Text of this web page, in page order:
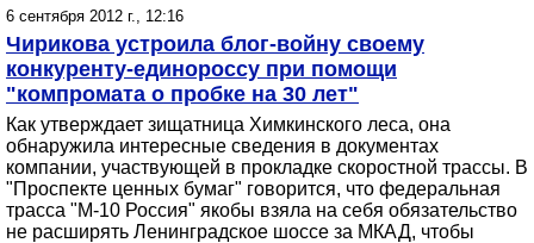
6 сентября 2012 г., 12:16
Чирикова устроила блог-войну своему
конкуренту-единороссу при помощи
"компромата о пробке на 30 лет"
Как утверждает зищатница Химкинского леса, она
обнаружила интересные сведения в документах
компании, участвующей в прокладке скоростной трассы. В
"Проспекте ценных бумаг" говорится, что федеральная
трасса "М-10 Россия" якобы взяла на себя обязательство
не расширять Ленинградское шоссе за МКАД, чтобы